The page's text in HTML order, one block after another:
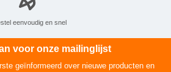
eenvoudig en snel
voor onze mailinglijst
geïnformeerd over nieuwe producten en